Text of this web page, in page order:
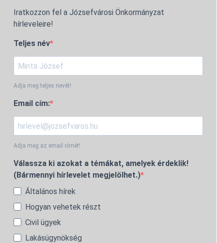
Iratkozzon fel a Józsefvárosi Önkormányzat
hírleveleire!
Teljes név
Adja meg teljes nevét!
Email cím:
Adja meg az email címét!
Válassza ki azokat a témákat, amelyek érdeklik!
(Bármennyi hírlevelet megjelölhet.)
Általános hírek
Hogyan vehetek részt
Civil ügyek
Lakásügynökség